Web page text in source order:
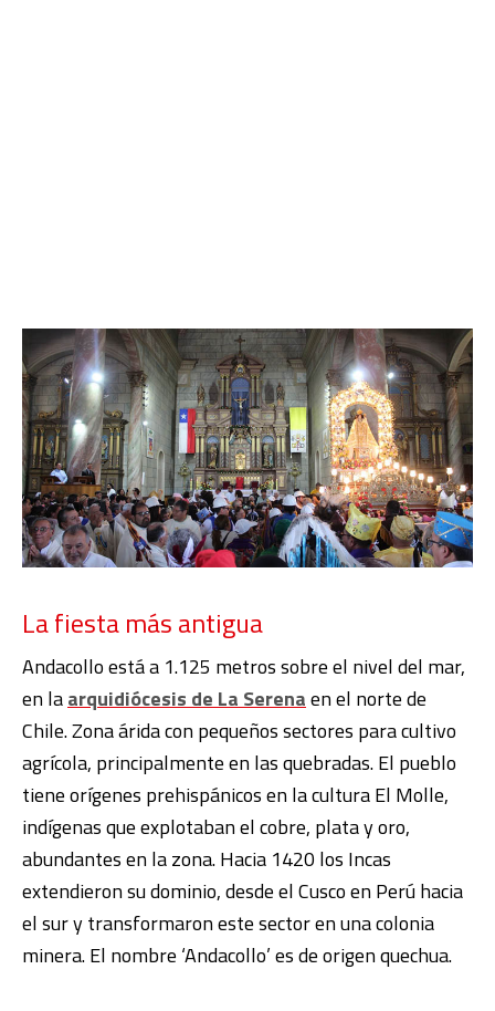
La fiesta más antigua
Andacollo está a 1.125 metros sobre el nivel del mar,
en laarquidiócesis de La Serenaen el norte de
Chile. Zona árida con pequeños sectores para cultivo
agrícola, principalmente en las quebradas. El pueblo
tiene orígenes prehispánicos en la cultura El Molle,
indígenas que explotaban el cobre, plata y oro,
abundantes en la zona. Hacia 1420 los Incas
extendieron su dominio, desde el Cusco en Perú hacia
el sur y transformaron este sector en una colonia
minera. El nombre ‘Andacollo’ es de origen quechua.